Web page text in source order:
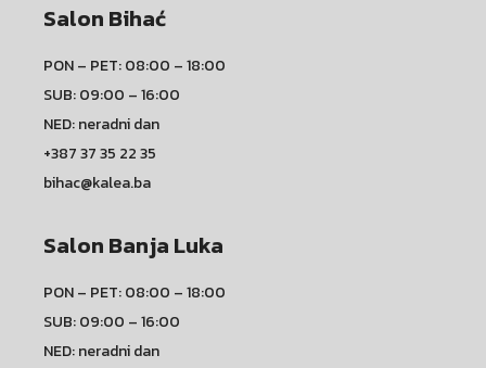
Salon Bihać
PON – PET: 08:00 – 18:00
SUB: 09:00 – 16:00
NED: neradni dan
+387 37 35 22 35
bihac@kalea.ba
Salon Banja Luka
PON – PET: 08:00 – 18:00
SUB: 09:00 – 16:00
NED: neradni dan